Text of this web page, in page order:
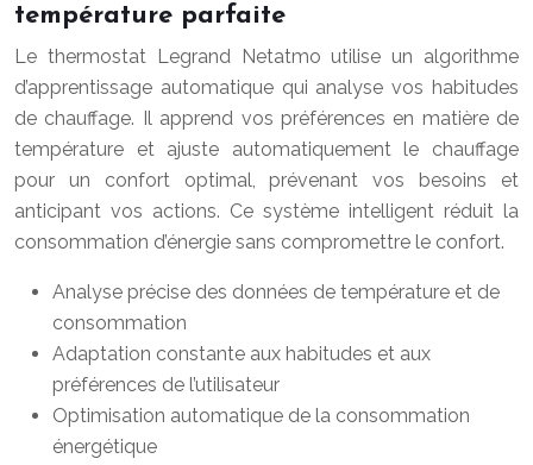
température parfaite
Le thermostat Legrand Netatmo utilise un algorithme
d’apprentissage automatique qui analyse vos habitudes
de chauffage. Il apprend vos préférences en matière de
température et ajuste automatiquement le chauffage
pour un confort optimal, prévenant vos besoins et
anticipant vos actions. Ce système intelligent réduit la
consommation d’énergie sans compromettre le confort.
Analyse précise des données de température et de
consommation
Adaptation constante aux habitudes et aux
préférences de l’utilisateur
Optimisation automatique de la consommation
énergétique